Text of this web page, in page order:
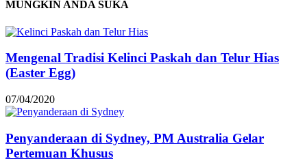
MUNGKIN ANDA SUKA
Mengenal Tradisi Kelinci Paskah dan Telur Hias
(Easter Egg)
07/04/2020
Penyanderaan di Sydney, PM Australia Gelar
Pertemuan Khusus